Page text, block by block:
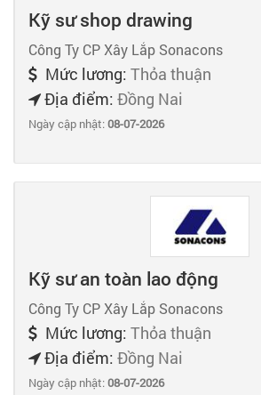
Kỹ sư shop drawing
Công Ty CP Xây Lắp Sonacons
Mức lương: Thỏa thuận
Địa điểm: Đồng Nai
Ngày cập nhật:08-07-2026
Kỹ sư an toàn lao động
Công Ty CP Xây Lắp Sonacons
Mức lương: Thỏa thuận
Địa điểm: Đồng Nai
Ngày cập nhật:08-07-2026